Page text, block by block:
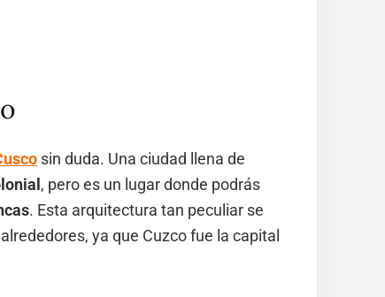
sin duda. Una ciudad llena de
, pero es un lugar donde podrás
. Esta arquitectura tan peculiar se
ya que Cuzco fue la capital